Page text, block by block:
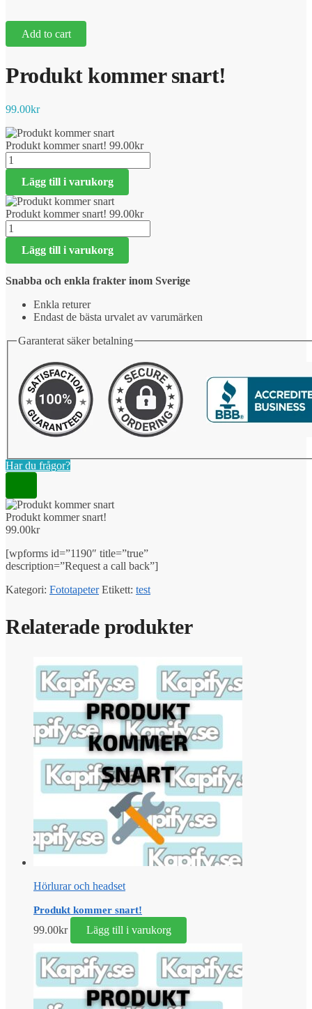
Add to cart
Produkt kommer snart!
99.00kr
Produkt kommer snart! 99.00kr
Produkt
kommer
snart!
mängd
Lägg till i varukorg
Produkt kommer snart! 99.00kr
Produkt
kommer
snart!
mängd
Lägg till i varukorg
Snabba och enkla frakter inom Sverige
Enkla returer
Endast de bästa urvalet av varumärken
Garanterat säker betalning
Har du frågor?
Produkt kommer snart!
99.00kr
[wpforms id=”1190″ title=”true”
description=”Request a call back”]
Kategori: Fototapeter Etikett: test
Relaterade produkter
Hörlurar och headset
Produkt kommer snart!
99.00kr Lägg till i varukorg